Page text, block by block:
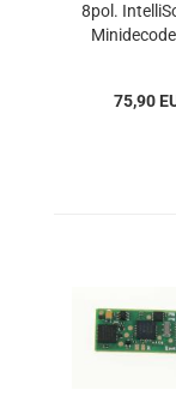
8pol.
75,90